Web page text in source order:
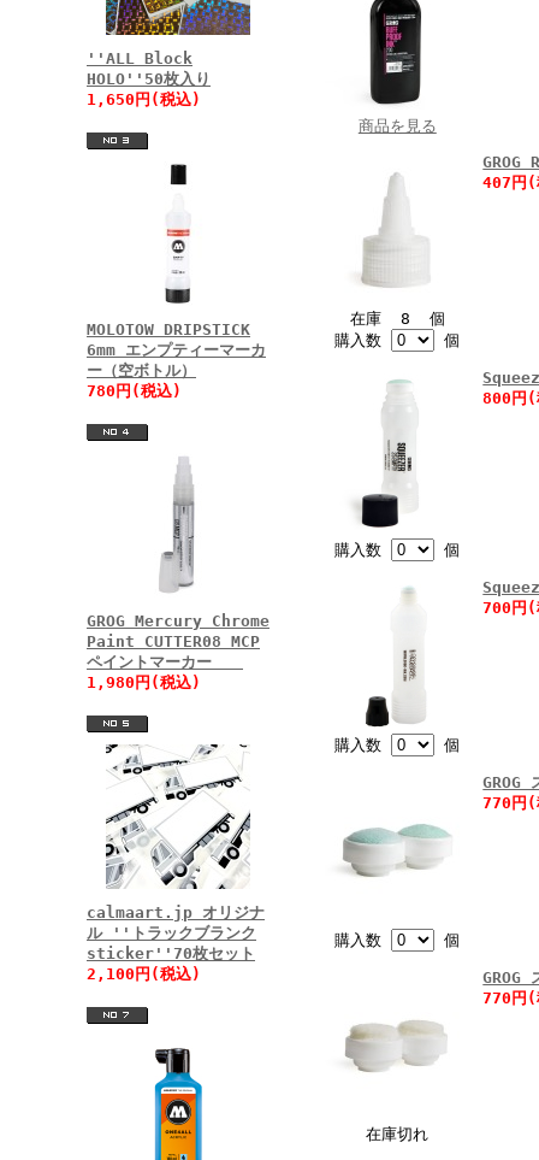
''ALL Block
HOLO''50枚入り
1,650円(税込)
MOLOTOW DRIPSTICK
6mm エンプティーマーカ
ー（空ボトル）
780円(税込)
GROG Mercury Chrome
Paint CUTTER08 MCP
ペイントマーカー
1,980円(税込)
calmaart.jp オリジナ
ル ''トラックブランク
sticker''70枚セット
2,100円(税込)
商品を見る
在庫 8 個
購入数
個
407円
購入数 個
800円
購入数 個
700円
購入数 個
770円
在庫切れ
770円